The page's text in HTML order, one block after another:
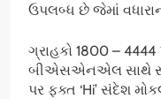
ઉપલબ્ધ છે જેમાં
ગ્રાહકો 1800 – 4444
બીએસએનએલ સાથે
પર ફક્ત ‘Hi’ સંદેશ